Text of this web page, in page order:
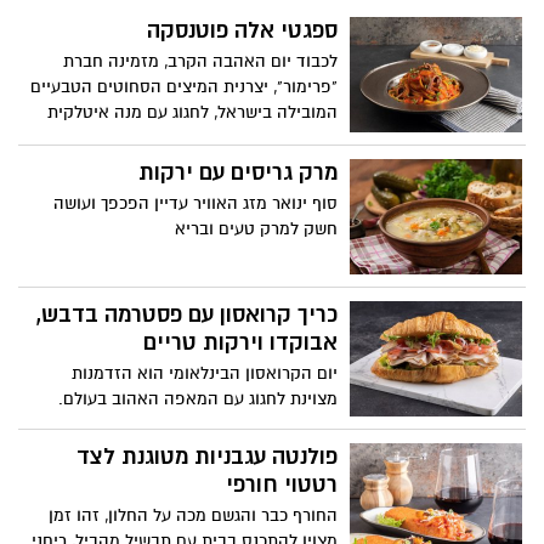
ספגטי אלה פוטנסקה
לכבוד יום האהבה הקרב, מזמינה חברת
"פרימור", יצרנית המיצים הסחוטים הטבעיים
המובילה בישראל, לחגוג עם מנה איטלקית
אלה פוטנסקה. מנה פיקנטית ועשירה
המבוססת על רוטב עגבניות עמוק בטעמיו,
בשילוב זיתים, צלפים ואנשובי, היוצרים מנה
מלאת אופי, מענגת וטעימה. ביום שבו חוגגים
הביתית לחגיגה איטלקית אמיתית, כזו
שמחברת בין לבבות דרך טעמים, לשתף
צלחת, להרים כוס יין ולהתמסר לרגעים של
קרבה ואהבה.
מרק גריסים עם ירקות
סוף ינואר מזג האוויר עדיין הפכפך ועושה
חשק למרק טעים ובריא
כריך קרואסון עם פסטרמה בדבש,
אבוקדו וירקות טריים
יום הקרואסון הבינלאומי הוא הזדמנות
מצוינת לחגוג עם המאפה האהוב בעולם.
חברת "יחיעם" מגישה מתכון לכריך עשיר
בטעמים עם טוויסט מפנק במיוחד: כריך
קרואסון עם פסטרמה בדבש, אבוקדו וירקות
דקות במיוחד של פסטרמה בדבש דק-דק
פולנטה עגבניות מטוגנת לצד
רטטוי חורפי
החורף כבר והגשם מכה על החלון, זהו זמן